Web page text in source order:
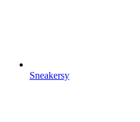
Sneakersy